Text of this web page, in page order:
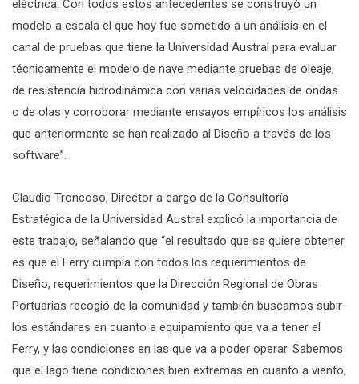
eléctrica. Con todos estos antecedentes se construyó un
modelo a escala el que hoy fue sometido a un análisis en el
canal de pruebas que tiene la Universidad Austral para evaluar
técnicamente el modelo de nave mediante pruebas de oleaje,
de resistencia hidrodinámica con varias velocidades de ondas
o de olas y corroborar mediante ensayos empíricos los análisis
que anteriormente se han realizado al Diseño a través de los
software”.
Claudio Troncoso, Director a cargo de la Consultoría
Estratégica de la Universidad Austral explicó la importancia de
este trabajo, señalando que “el resultado que se quiere obtener
es que el Ferry cumpla con todos los requerimientos de
Diseño, requerimientos que la Dirección Regional de Obras
Portuarias recogió de la comunidad y también buscamos subir
los estándares en cuanto a equipamiento que va a tener el
Ferry, y las condiciones en las que va a poder operar. Sabemos
que el lago tiene condiciones bien extremas en cuanto a viento,